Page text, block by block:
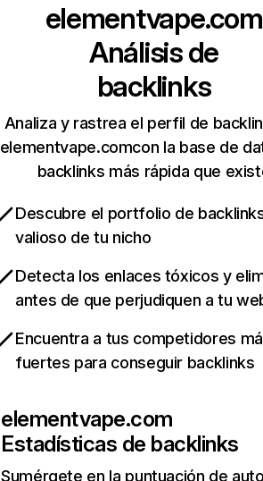
elementvape.com
Análisis de
backlinks
Analiza y rastrea el perfil de
elementvape.comcon la base de
backlinks más rápida que
Descubre el portfolio de
valioso de tu nicho
Detecta los enlaces tóxicos y
antes de que perjudiquen a tu
Encuentra a tus competidores
fuertes para conseguir backlinks
elementvape.com
Estadísticas de backlinks
Sumérgete en la puntuación de